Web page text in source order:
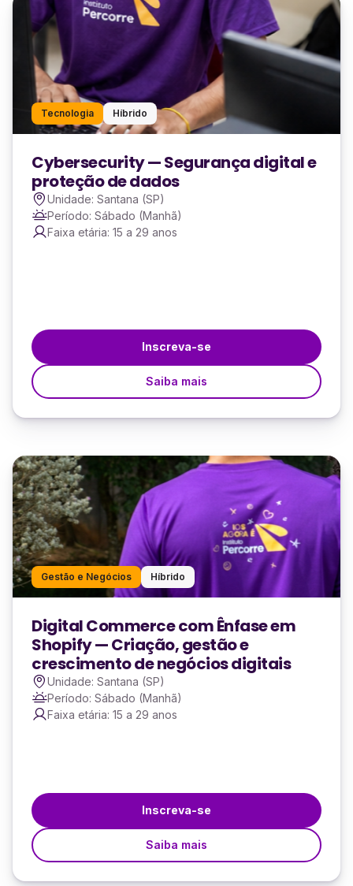
Tecnologia Híbrido
Cybersecurity — Segurança digital e
proteção de dados
Unidade: Santana (SP)
Período: Sábado (Manhã)
Faixa etária: 15 a 29 anos
Inscreva-se
Saiba mais
Gestão e Negócios Híbrido
Digital Commerce com Ênfase em
Shopify — Criação, gestão e
crescimento de negócios digitais
Unidade: Santana (SP)
Período: Sábado (Manhã)
Faixa etária: 15 a 29 anos
Inscreva-se
Saiba mais